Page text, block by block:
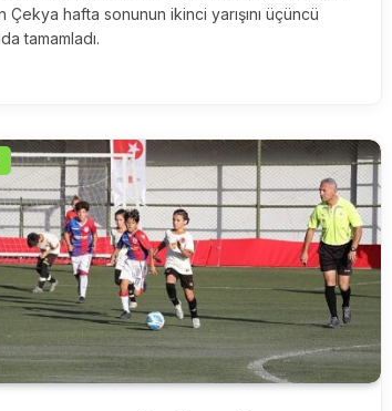
Çekya hafta sonunun ikinci yarışını üçüncü
tamamladı.